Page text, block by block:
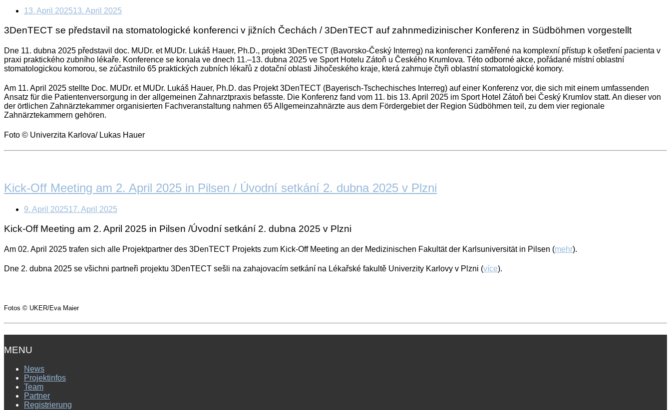
13. April 202513. April 2025
3DenTECT se představil na stomatologické konferenci v jižních Čechách / 3DenTECT auf zahnmedizinischer Konferenz in Südböhmen vorgestellt
Dne 11. dubna 2025 představil doc. MUDr. et MUDr. Lukáš Hauer, Ph.D., projekt 3DenTECT (Bavorsko-Český Interreg) na konferenci zaměřené na komplexní přístup k ošetření pacienta v
praxi praktického zubního lékaře. Konference se konala ve dnech 11.–13. dubna 2025 ve Sport Hotelu Zátoň u Českého Krumlova. Této odborné akce, pořádané místní oblastní
stomatologickou komorou, se zúčastnilo 65 praktických zubních lékařů z dotační oblasti Jihočeského kraje, která zahrnuje čtyři oblastní stomatologické komory.
Am 11. April 2025 stellte Doc. MUDr. et MUDr. Lukáš Hauer, Ph.D. das Projekt 3DenTECT (Bayerisch-Tschechisches Interreg) auf einer Konferenz vor, die sich mit einem umfassenden
Ansatz für die Patientenversorgung in der allgemeinen Zahnarztpraxis befasste. Die Konferenz fand vom 11. bis 13. April 2025 im Sport Hotel Zátoň bei Český Krumlov statt. An dieser von
der örtlichen Zahnärztekammer organisierten Fachveranstaltung nahmen 65 Allgemeinzahnärzte aus dem Fördergebiet der Region Südböhmen teil, zu dem vier regionale
Zahnärztekammern gehören.
Foto © Univerzita Karlova/ Lukas Hauer
Kick-Off Meeting am 2. April 2025 in Pilsen / Úvodní setkání 2. dubna 2025 v Plzni
9. April 202517. April 2025
Kick-Off Meeting am 2. April 2025 in Pilsen /Úvodní setkání 2. dubna 2025 v Plzni
Am 02. April 2025 trafen sich alle Projektpartner des 3DenTECT Projekts zum Kick-Off Meeting an der Medizinischen Fakultät der Karlsuniversität in Pilsen (mehr).
Dne 2. dubna 2025 se všichni partneři projektu 3DenTECT sešli na zahajovacím setkání na Lékařské fakultě Univerzity Karlovy v Plzni (více).
Fotos © UKER/Eva Maier
MENU
News
Projektinfos
Team
Partner
Registrierung